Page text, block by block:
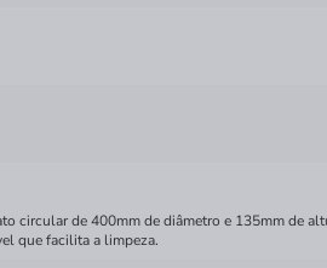
de 400mm de diâmetro e 135mm de
que facilita a limpeza.